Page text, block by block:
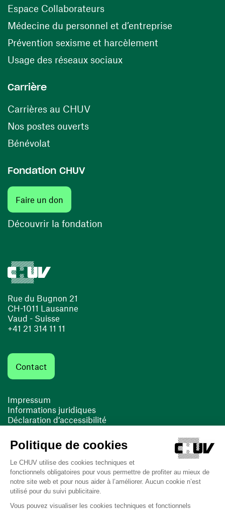
Rue du Bugnon 21
CH-1011 Lausanne
Vaud - Suisse
+41 21 314 11 11
Contact
Impressum
Informations juridiques
Déclaration d’accessibilité
Cookies
(opens in a new window)
Espace Collaborateurs(opens in a new window)
Médecine du personnel et d’entreprise
Prévention sexisme et harcèlement
Usage des réseaux sociaux(opens in a new
Carrière
Carrières au CHUV(opens in a new window)
Nos postes ouverts(opens in a new window)
Bénévolat
Fondation CHUV
Faire un don
Découvrir la fondation